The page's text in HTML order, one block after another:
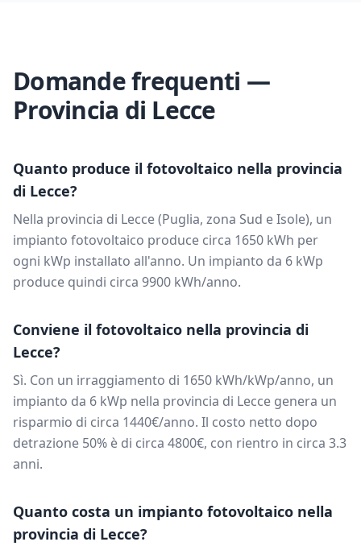
Domande frequenti —
Provincia di Lecce
Quanto produce il fotovoltaico nella provincia
di Lecce?
Nella provincia di Lecce(Puglia, zona Sud e Isole), un
impianto fotovoltaico produce circa 1650 kWh per
ogni kWp installato all'anno. Un impianto da 6 kWp
produce quindi circa 9900 kWh/anno.
Conviene il fotovoltaico nella provincia di
Lecce?
Sì. Con un irraggiamento di 1650 kWh/kWp/anno, un
impianto da 6 kWp nella provincia di Lecce genera un
risparmio di circa 1440€/anno. Il costo netto dopo
detrazione 50% è di circa 4800€, con rientro in circa 3.3
anni.
Quanto costa un impianto fotovoltaico nella
provincia di Lecce?